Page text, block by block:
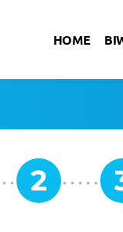
HOME